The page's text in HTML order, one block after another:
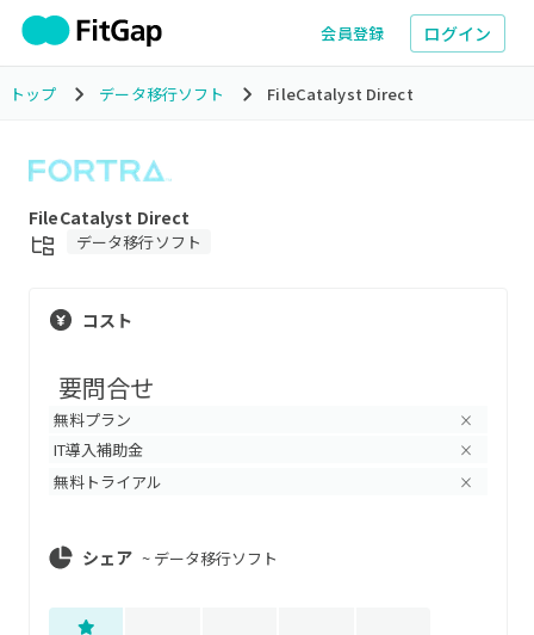
会員登録 ログイン
トップ データ移行ソフト FileCatalyst Direct
FileCatalyst Direct
データ移行ソフト
コスト
要問合せ
無料プラン ×
IT導入補助金 ×
無料トライアル ×
シェア ~ データ移行ソフト